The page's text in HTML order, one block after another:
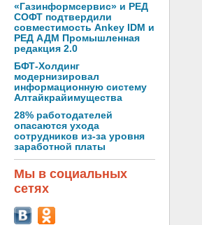
«Газинформсервис» и РЕД
СОФТ подтвердили
совместимость Ankey IDM и
РЕД АДМ Промышленная
редакция 2.0
БФТ-Холдинг
модернизировал
информационную систему
Алтайкрайимущества
28% работодателей
опасаются ухода
сотрудников из-за уровня
заработной платы
Мы в социальных
сетях